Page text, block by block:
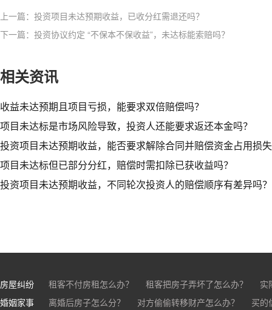
上一篇：投资项目未达预期收益，已收分红需退还吗？​
下一篇：投资协议约定 “不保本不保收益”，未达标能索赔吗？
相关资讯
收益未达预期且项目亏损，能要求双倍赔偿吗？​
项目未达标是市场风险导致，投资人还能要求返还本金吗？
投资项目未达预期收益，能否要求解除合同并赔偿资金占用损
项目未达标但已部分分红，赔偿时需扣除已获收益吗？
投资项目未达预期收益，不同轮次投资人的赔偿顺序有差异吗？
房屋纠纷 租客不付房租怎么办？ 租客把房子弄坏了怎么办？
实
房东不退押金怎么办？
买房的定金能退吗？ 买的房子
婚姻家事 离婚后房子怎么分？ 对方偷偷转移财产怎么办？
买的